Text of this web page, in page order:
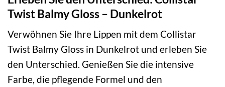
Twist Balmy Gloss – Dunkelrot
Verwöhnen Sie Ihre Lippen mit dem Collistar
Twist Balmy Gloss in Dunkelrot und erleben Sie
den Unterschied. Genießen Sie die intensive
Farbe, die pflegende Formel und den